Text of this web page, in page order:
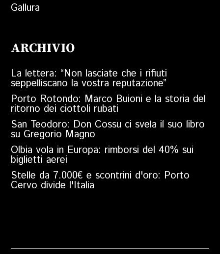
Gallura
ARCHIVIO
La lettera: “Non lasciate che i rifiuti
seppelliscano la vostra reputazione”
Porto Rotondo: Marco Buioni e la storia del
ritorno dei ciottoli rubati
San Teodoro: Don Cossu ci svela il suo libro
su Gregorio Magno
Olbia vola in Europa: rimborsi del 40% sui
biglietti aerei
Stelle da 7.000€ e scontrini d'oro: Porto
Cervo divide l'Italia